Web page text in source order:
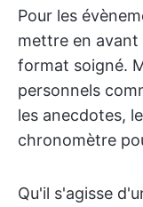
Pour les
mettre en avant
format soigné.
personnels
les anecdotes,
chronomètre
Qu'il s'agisse